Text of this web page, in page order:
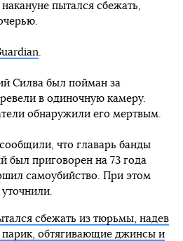
пытался сбежать,
.
Силва был пойман за
в одиночную камеру.
обнаружили его мертвым.
что главарь банды
был приговорен на 73 года
самоубийство. При этом
сбежать из тюрьмы, надев
обтягивающие джинсы и